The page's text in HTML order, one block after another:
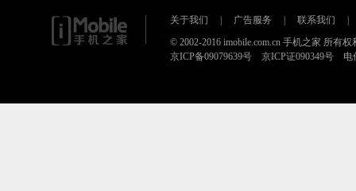
关于我们 广告服务 联系我们
© 2002-2016 imobile.com.cn 手机之家 所有权
京ICP备09079639号 京ICP证090349号 电